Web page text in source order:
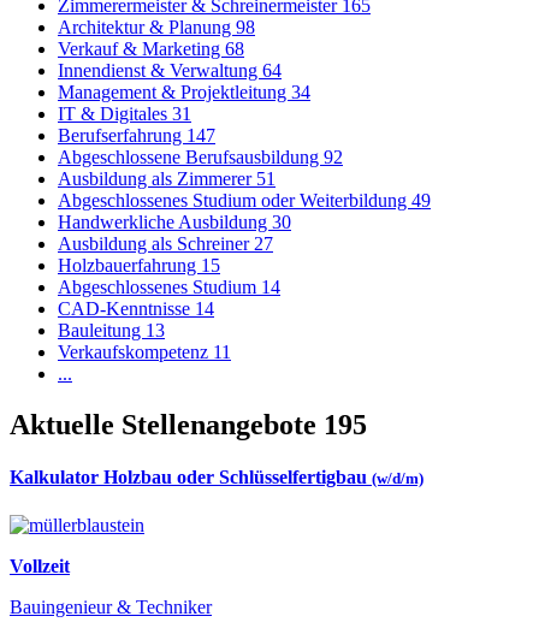
Zimmerermeister & Schreinermeister 165
Architektur & Planung 98
Verkauf & Marketing 68
Innendienst & Verwaltung 64
Management & Projektleitung 34
IT & Digitales 31
Berufserfahrung 147
Abgeschlossene Berufsausbildung 92
Ausbildung als Zimmerer 51
Abgeschlossenes Studium oder Weiterbildung 49
Handwerkliche Ausbildung 30
Ausbildung als Schreiner 27
Holzbauerfahrung 15
Abgeschlossenes Studium 14
CAD-Kenntnisse 14
Bauleitung 13
Verkaufskompetenz 11
...
Aktuelle Stellenangebote 195
Kalkulator Holzbau oder Schlüsselfertigbau (w/d/m)
Vollzeit
Bauingenieur & Techniker